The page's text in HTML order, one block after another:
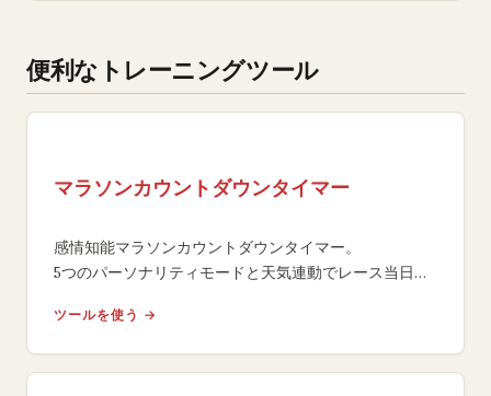
便利なトレーニングツール
マラソンカウントダウンタイマー
感情知能マラソンカウントダウンタイマー。
5つのパーソナリティモードと天気連動でレース当日ま
世界49大会対応の無料ツール。
ツールを使う →